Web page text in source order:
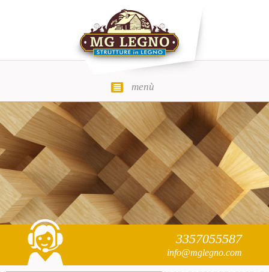
MG Legno
menù
3357055587
info@mglegno.com